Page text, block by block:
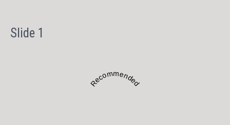
Slide 1
Recommended